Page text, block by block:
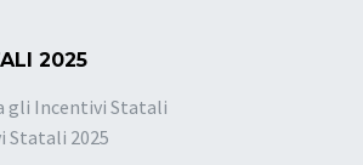
2025
gli Incentivi Statali
Statali 2025